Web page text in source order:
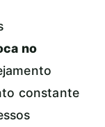
no
constante